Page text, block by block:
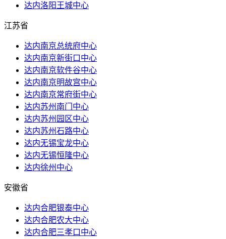
达内洛阳王城中心
江苏省
达内南京总统府中心
达内南京新街口中心
达内南京软件谷中心
达内南京明故宫中心
达内南京常府街中心
达内苏州南门中心
达内苏州园区中心
达内苏州石路中心
达内无锡宝龙中心
达内无锡恒隆中心
达内徐州中心
安徽省
达内合肥银泰中心
达内合肥农大中心
达内合肥三孝口中心